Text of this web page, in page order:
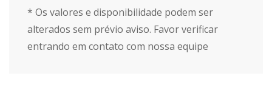
* Os valores e disponibilidade podem ser
alterados sem prévio aviso. Favor verificar
entrando em contato com nossa equipe